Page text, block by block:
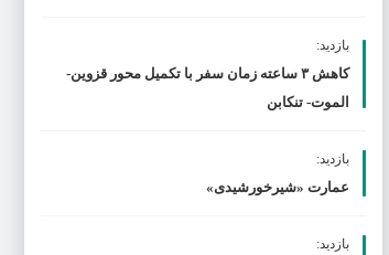
بازدید:
کاهش ۳ ساعته زمان سفر با تکمیل محور قزوین-
الموت- تنکابن
بازدید:
عمارت «شیرخورشیدی»
بازدید: